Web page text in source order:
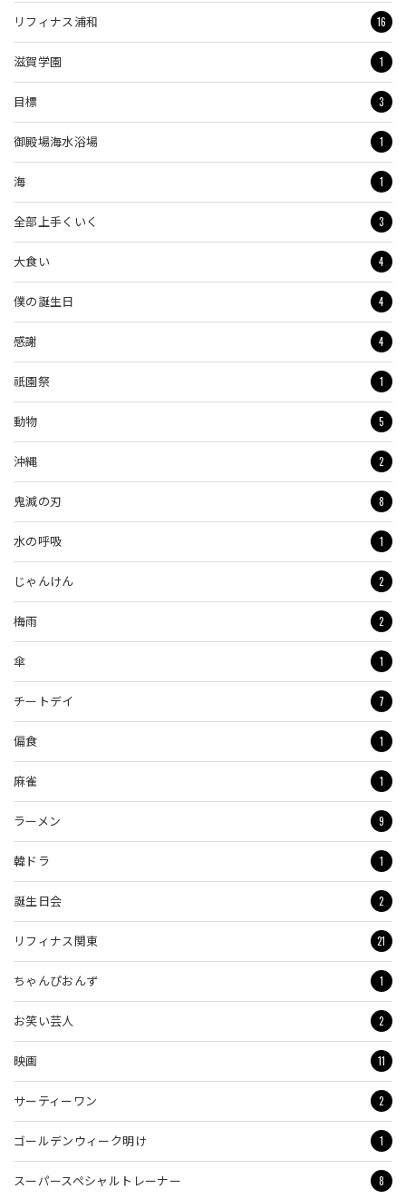
リフィナス浦和 16
滋賀学園 1
目標 3
御殿場海水浴場 1
海 1
全部上手くいく 3
大食い 4
僕の誕生日 4
感謝 4
祇園祭 1
動物 5
沖縄 2
鬼滅の刃 8
水の呼吸 1
じゃんけん 2
梅雨 2
傘 1
チートデイ 7
偏食 1
麻雀 1
ラーメン 9
韓ドラ 1
誕生日会 2
リフィナス関東 21
ちゃんぴおんず 1
お笑い芸人 2
映画 11
サーティーワン 2
ゴールデンウィーク明け 1
スーパースペシャルトレーナー 8